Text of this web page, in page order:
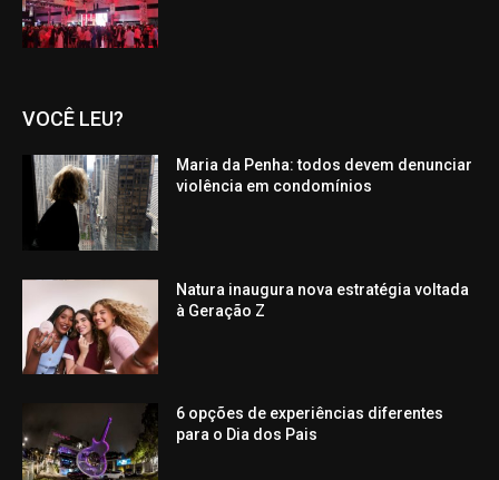
VOCÊ LEU?
Maria da Penha: todos devem denunciar
violência em condomínios
Natura inaugura nova estratégia voltada
à Geração Z
6 opções de experiências diferentes
para o Dia dos Pais